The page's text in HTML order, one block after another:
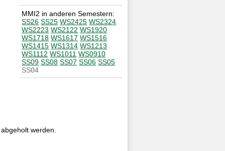
MMI2 in anderen Semestern:
SS26 SS25 WS2425 WS2324
WS2223 WS2122 WS1920
WS1718 WS1617 WS1516
WS1415 WS1314 WS1213
WS1112 WS1011 WS0910
SS09 SS08 SS07 SS06 SS05
SS04
werden.